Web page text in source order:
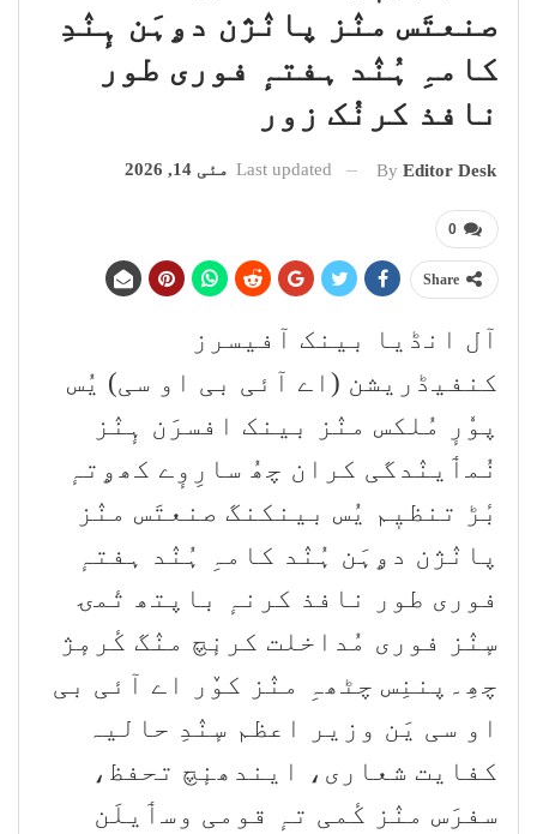
صنعتَس منٛز پانٛژن دۄہَن ہٕنٛدِ
کامہِ ہُنٛد ہفتہٕ فوری طور
نافذ کرنُک زور
By Editor Desk
Last updated مئی 14, 2026
0
Share
آل انڈیا بینک آفیسرز
کنفیڈریشن (اے آئی بی او سی) یُس
پوٗرٕ مُلکس منٛز بینک افسرَن ہٕنٛز
نُمٲینٛدگی کران چھُ سارِوٕے کھۄتہٕ
بٔڑ تنظیٖم یُس بینکنگ صنعتَس منٛز
پانٛژن دۄہَن ہُنٛد کامہِ ہُنٛد ہفتہٕ
فوری طور نافذ کرنہٕ باپتھ تٔمۍ
سٕنٛز فوری مُداخلت کرنٕچ منٛگ کٔرمٕژ
چھِ۔پننِس چٹھہِ منٛز کوٚر اے آئی بی
او سی یَن وزیر اعظم سٕنٛدِ حالیہ
کفایت شعاری، ایندھنٕچ تحفظ،
سفرَس منٛز کٔمی تہٕ قومی وسٲیلَن